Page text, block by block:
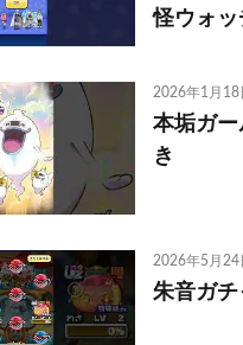
怪ウォ
2026年1月18
本垢ガー
き
2026年5月24
朱音ガ